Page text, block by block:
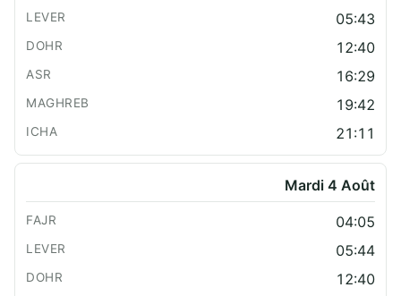
05:43
12:40
16:29
19:42
21:11
Mardi 4 Août
04:05
05:44
12:40